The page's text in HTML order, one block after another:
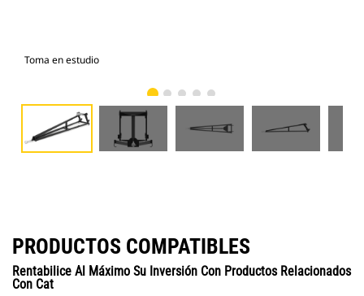
Toma en estudio
PRODUCTOS COMPATIBLES
Rentabilice Al Máximo Su Inversión Con Productos Relacionados
Con Cat